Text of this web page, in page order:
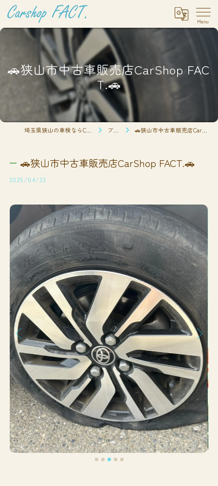
🚗狭山市中古車販売店CarShop FAC
T.🚗
ブログ 🚗狭山市中古車販売店CarShop FACT.🚗
🚗狭山市中古車販売店CarShop FACT.🚗
2025/04/23